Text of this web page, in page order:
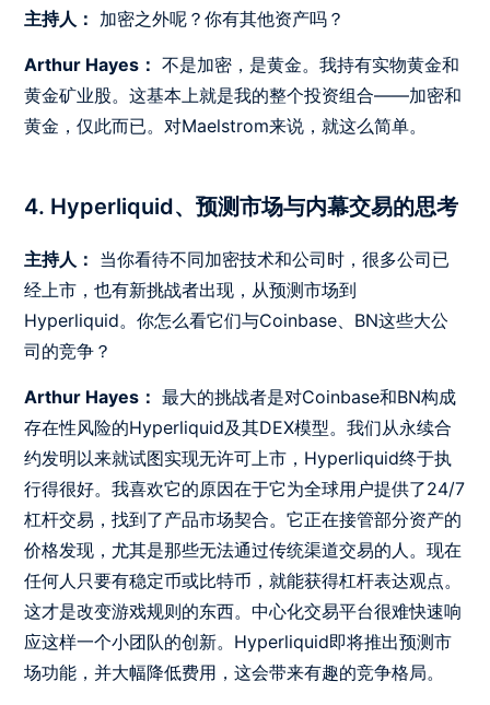
主持人： 加密之外呢？你有其他资产吗？
Arthur Hayes： 不是加密，是黄金。我持有实物黄金和
黄金矿业股。这基本上就是我的整个投资组合——加密和
黄金，仅此而已。对Maelstrom来说，就这么简单。
4. Hyperliquid、预测市场与内幕交易的思考
主持人： 当你看待不同加密技术和公司时，很多公司已
经上市，也有新挑战者出现，从预测市场到
Hyperliquid。你怎么看它们与Coinbase、BN这些大公
司的竞争？
Arthur Hayes： 最大的挑战者是对Coinbase和BN构成
存在性风险的Hyperliquid及其DEX模型。我们从永续合
约发明以来就试图实现无许可上市，Hyperliquid终于执
行得很好。我喜欢它的原因在于它为全球用户提供了24/7
杠杆交易，找到了产品市场契合。它正在接管部分资产的
价格发现，尤其是那些无法通过传统渠道交易的人。现在
任何人只要有稳定币或比特币，就能获得杠杆表达观点。
这才是改变游戏规则的东西。中心化交易平台很难快速响
应这样一个小团队的创新。Hyperliquid即将推出预测市
场功能，并大幅降低费用，这会带来有趣的竞争格局。